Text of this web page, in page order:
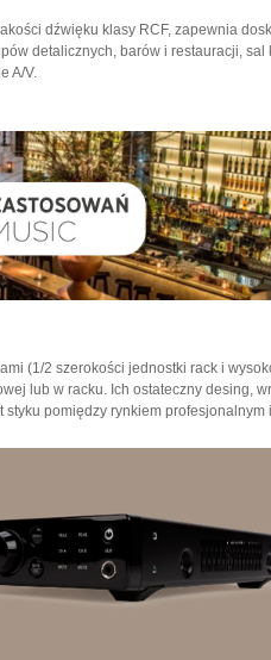
dźwięku klasy RCF, zapewnia
detalicznych, barów i restauracji, sal
A/V.
(1/2 szerokości jednostki rack i
lub w racku. Ich ostateczny desing,
pomiędzy rynkiem profesjonalnym